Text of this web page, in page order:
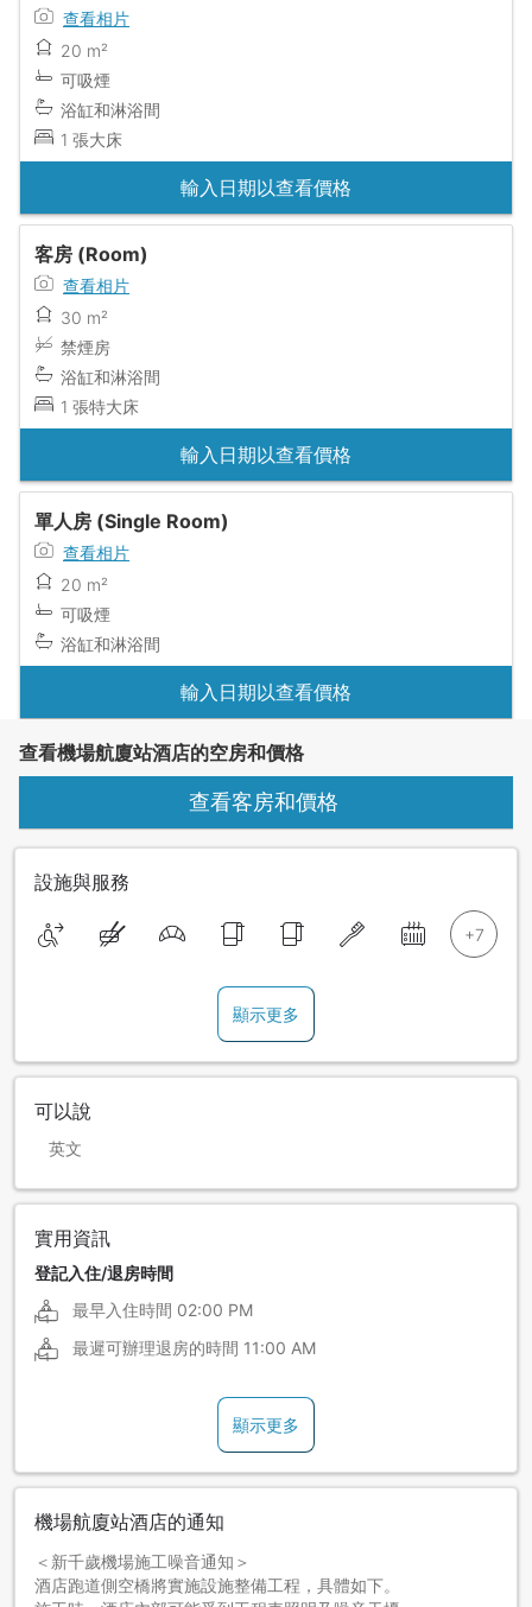
查看相片
20 m²
可吸煙
浴缸和淋浴間
1 張大床
輸入日期以查看價格
客房 (Room)
查看相片
30 m²
禁煙房
浴缸和淋浴間
1 張特大床
輸入日期以查看價格
單人房 (Single Room)
查看相片
20 m²
可吸煙
浴缸和淋浴間
輸入日期以查看價格
查看機場航廈站酒店的空房和價格
查看客房和價格
設施與服務
顯示更多
可以說
英文
實用資訊
登記入住/退房時間
最早入住時間 02:00 PM
最遲可辦理退房的時間 11:00 AM
顯示更多
機場航廈站酒店的通知
＜新千歲機場施工噪音通知＞
酒店跑道側空橋將實施設施整備工程，具體如下。